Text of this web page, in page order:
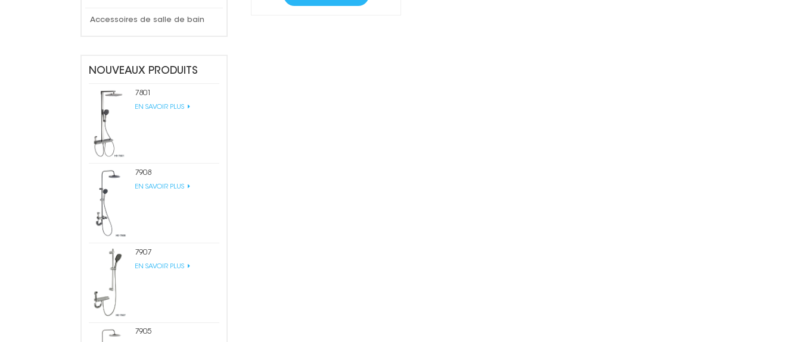
Accessoires de salle de bain
NOUVEAUX PRODUITS
7801
EN SAVOIR PLUS
7908
EN SAVOIR PLUS
7907
EN SAVOIR PLUS
7905